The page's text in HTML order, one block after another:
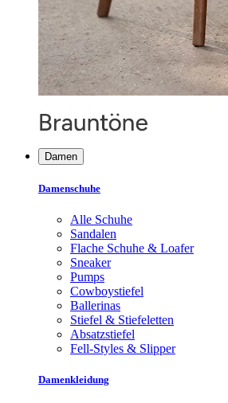
Damen
Damenschuhe
Alle Schuhe
Sandalen
Flache Schuhe & Loafer
Sneaker
Pumps
Cowboystiefel
Ballerinas
Stiefel & Stiefeletten
Absatzstiefel
Fell-Styles & Slipper
Damenkleidung